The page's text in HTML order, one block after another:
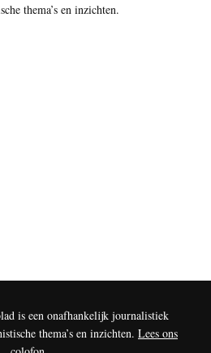
thema’s en inzichten.
is een onafhankelijk journalistiek
thema’s en inzichten. Lees ons